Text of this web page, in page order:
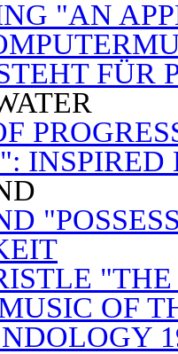
"AN
FÜR
INSPIRED
OF